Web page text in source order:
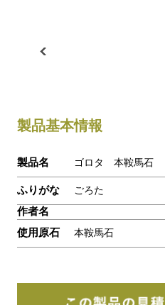
製品基本情報
製品名 ゴロタ 本鞍馬石
ふりがな ごろた
作者名
使用原石
本鞍馬石